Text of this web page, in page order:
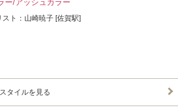
ー/アッシュカラー
スト：山崎暁子 [佐賀駅]
タイルを見る